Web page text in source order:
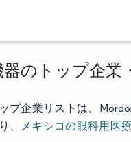
のトップ企
プ企業リストは、
、
メキシコの眼科用医